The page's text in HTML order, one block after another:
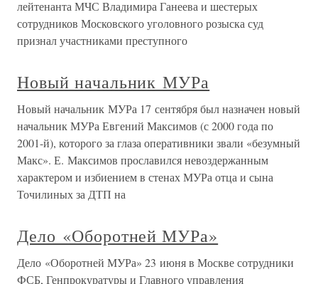
лейтенанта МЧС Владимира Ганеева и шестерых
сотрудников Московского уголовного розыска суд
признал участниками преступного
Новый начальник МУРа
Новый начальник МУРа 17 сентября был назначен новый
начальник МУРа Евгений Максимов (с 2000 года по
2001-й), которого за глаза оперативники звали «безумный
Макс». Е. Максимов прославился невоздержанным
характером и избиением в стенах МУРа отца и сына
Точилиных за ДТП на
Дело «Оборотней МУРа»
Дело «Оборотней МУРа» 23 июня в Москве сотрудники
ФСБ, Генпрокуратуры и Главного управления